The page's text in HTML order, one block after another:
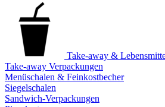
Take-away &
Take-away Verpackungen
Menüschalen & Feinkostbecher
Siegelschalen
Sandwich-Verpackungen